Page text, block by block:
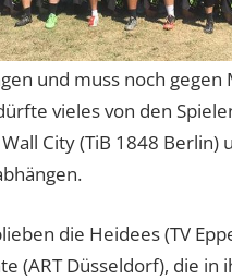
und muss noch
vieles von den
City (TiB 1848 Berlin)
die Heidees (TV
(ART Düsseldorf), die